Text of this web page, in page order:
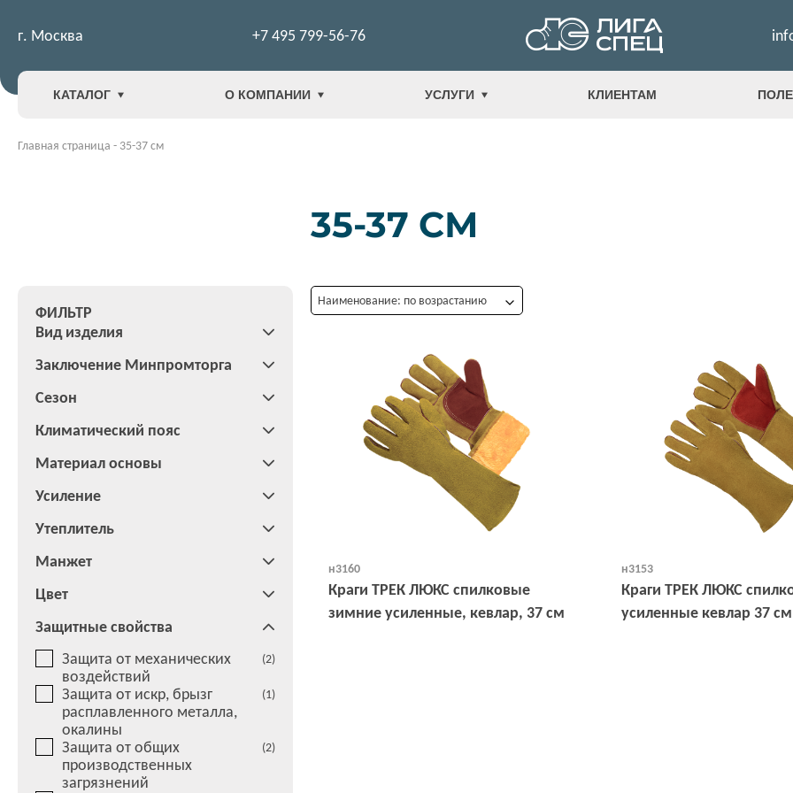
г. Москва +7 495 799-56-76
КАТАЛОГ О КОМПАНИИ УСЛУГИ КЛИЕНТАМ
Главная страница - 35-37 см
35-37 СМ
ФИЛЬТР
Вид изделия
Заключение Минпромторга
Сезон
Климатический пояс
Материал основы
Усиление
Утеплитель
Манжет
Цвет
Защитные свойства
Защита от механических
воздействий
(2)
Защита от искр, брызг
расплавленного металла,
окалины
(1)
Защита от общих
производственных
загрязнений
(2)
Наименование: по возрастанию
н3160
Краги ТРЕК ЛЮКС спилковые
зимние усиленные, кевлар, 37 см
н3153
Краги ТРЕК ЛЮКС
усиленные кевлар 37 см